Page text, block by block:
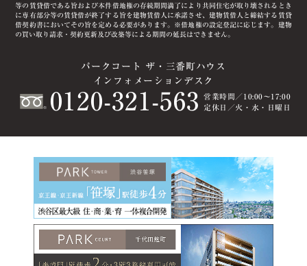
等の賃貸借である旨および本件借地権の存続期間満了により共同住宅が取り壊されるとき
に専有部分等の賃貸借が終了する旨を建物賃借人に承諾させ、建物賃借人と締結する賃貸
借契約書においてその旨を定める必要があります。※借地権の設定登記に応じます。建物
の買い取り請求・契約更新及び改築等による期間の延長はできません。
パークコート ザ・三番町ハウス
インフォメーションデスク
0120-321-563
営業時間／10:00～17:00
定休日／火・水・日曜日